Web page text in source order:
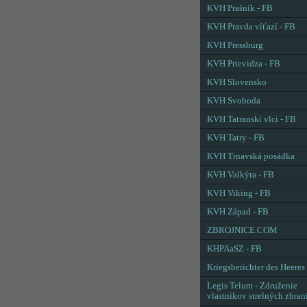
KVH Prašník - FB
KVH Pravda víťazí - FB
KVH Pressburg
KVH Prievidza - FB
KVH Slovensko
KVH Svoboda
KVH Tatranskí vlci - FB
KVH Tatry - FB
KVH Trnavská posádka
KVH Valkýra - FB
KVH Viking - FB
KVH Západ - FB
ZBROJNICE.COM
KHPAaSZ - FB
Kriegsberichter des Heeres
Legis Telum - Združenie
vlastníkov strelných